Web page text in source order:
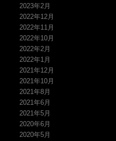
2023年2月
2022年12月
2022年11月
2022年10月
2022年2月
2022年1月
2021年12月
2021年10月
2021年8月
2021年6月
2021年5月
2020年6月
2020年5月